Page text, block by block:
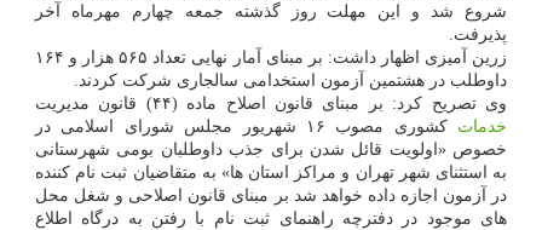
شروع شد و این مهلت روز گذشته جمعه چهارم مهرماه آخر
پذیرفت.
زرین آمیزی اظهار داشت: بر مبنای آمار نهایی تعداد ۵۶۵ هزار و ۱۶۴
داوطلب در هشتمین آزمون استخدامی سالجاری شرکت کردند.
وی تصریح کرد: بر مبنای قانون اصلاح ماده (۴۴) قانون مدیریت
خدمات
کشوری مصوب ۱۶ شهریور مجلس شورای اسلامی در
خصوص «اولویت قائل شدن برای جذب داوطلبان بومی شهرستانی
به استثنای شهر تهران و مراکز استان ها» به متقاضیان ثبت نام کننده
در آزمون اجازه داده خواهد شد بر مبنای قانون اصلاحی و شغل محل
های موجود در دفترچه راهنمای ثبت نام با رفتن به درگاه اطلاع